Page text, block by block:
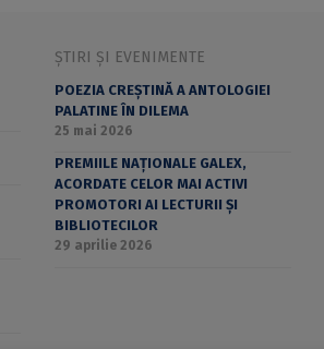
ȘTIRI ȘI EVENIMENTE
POEZIA CREȘTINĂ A ANTOLOGIEI
PALATINE ÎN DILEMA
25 mai 2026
PREMIILE NAȚIONALE GALEX,
ACORDATE CELOR MAI ACTIVI
PROMOTORI AI LECTURII ȘI
BIBLIOTECILOR
29 aprilie 2026